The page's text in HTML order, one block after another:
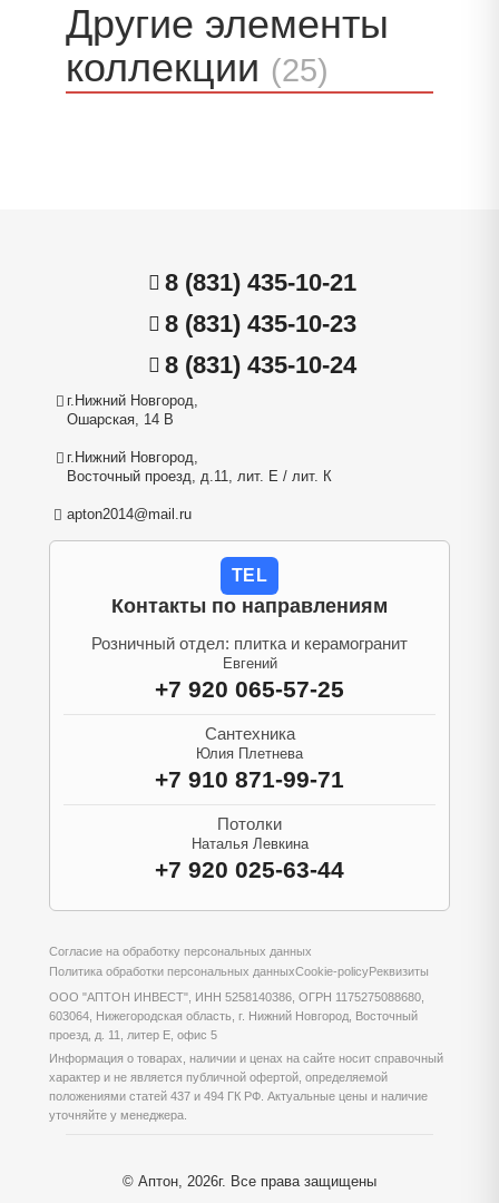
Другие элементы
коллекции (25)
8 (831) 435-10-21
8 (831) 435-10-23
8 (831) 435-10-24
г.Нижний Новгород,
Ошарская, 14 В
г.Нижний Новгород,
Восточный проезд, д.11, лит. Е / лит. К
apton2014@mail.ru
TEL
Контакты по направлениям
Розничный отдел: плитка и керамогранит
Евгений
+7 920 065-57-25
Сантехника
Юлия Плетнева
+7 910 871-99-71
Потолки
Наталья Левкина
+7 920 025-63-44
Согласие на обработку персональных данных
Политика обработки персональных данныхCookie-policyРеквизиты
ООО "АПТОН ИНВЕСТ", ИНН 5258140386, ОГРН 1175275088680,
603064, Нижегородская область, г. Нижний Новгород, Восточный
проезд, д. 11, литер Е, офис 5
Информация о товарах, наличии и ценах на сайте носит справочный
характер и не является публичной офертой, определяемой
положениями статей 437 и 494 ГК РФ. Актуальные цены и наличие
уточняйте у менеджера.
© Аптон, 2026г. Все права защищены